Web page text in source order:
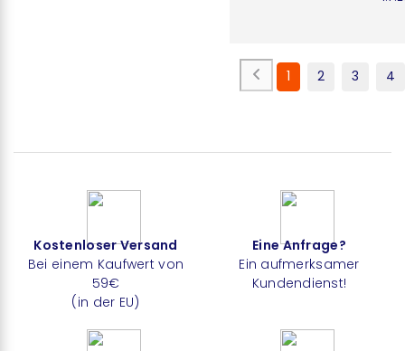
1 2 3 4
Kostenloser Versand
Bei einem Kaufwert von
59€
(in der EU)
Eine Anfrage?
Ein aufmerksamer
Kundendienst!